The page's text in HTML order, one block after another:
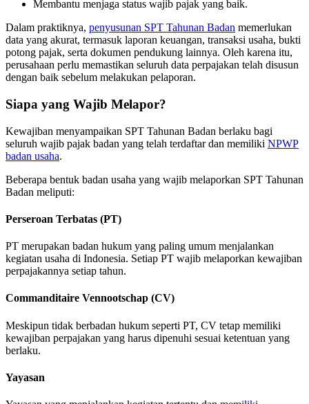
Membantu menjaga status wajib pajak yang baik.
Dalam praktiknya, penyusunan SPT Tahunan Badan memerlukan
data yang akurat, termasuk laporan keuangan, transaksi usaha, bukti
potong pajak, serta dokumen pendukung lainnya. Oleh karena itu,
perusahaan perlu memastikan seluruh data perpajakan telah disusun
dengan baik sebelum melakukan pelaporan.
Siapa yang Wajib Melapor?
Kewajiban menyampaikan SPT Tahunan Badan berlaku bagi
seluruh wajib pajak badan yang telah terdaftar dan memiliki NPWP
badan usaha.
Beberapa bentuk badan usaha yang wajib melaporkan SPT Tahunan
Badan meliputi:
Perseroan Terbatas (PT)
PT merupakan badan hukum yang paling umum menjalankan
kegiatan usaha di Indonesia. Setiap PT wajib melaporkan kewajiban
perpajakannya setiap tahun.
Commanditaire Vennootschap (CV)
Meskipun tidak berbadan hukum seperti PT, CV tetap memiliki
kewajiban perpajakan yang harus dipenuhi sesuai ketentuan yang
berlaku.
Yayasan